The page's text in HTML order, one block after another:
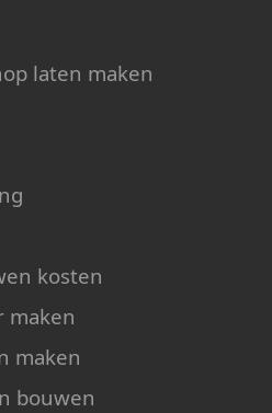
laten maken
kosten
maken
maken
bouwen